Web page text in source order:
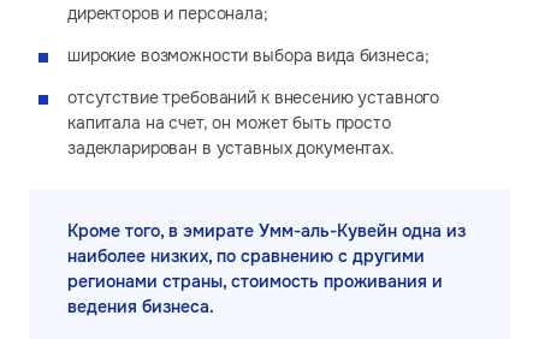
директоров и персонала;
широкие возможности выбора вида бизнеса;
отсутствие требований к внесению уставного
капитала на счет, он может быть просто
задекларирован в уставных документах.
Кроме того, в эмирате Умм-аль-Кувейн одна из
наиболее низких, по сравнению с другими
регионами страны, стоимость проживания и
ведения бизнеса.